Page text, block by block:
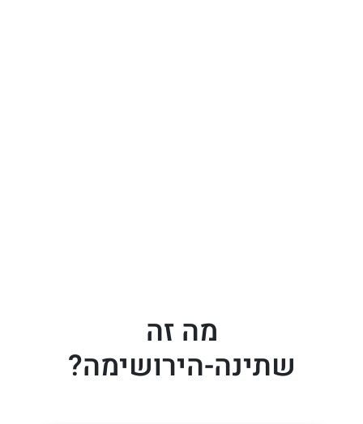
מה זה
שתינה-הירושימה?